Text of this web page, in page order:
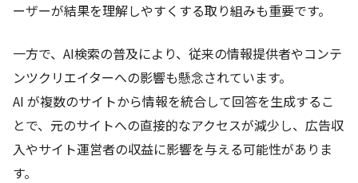
ーザーが結果を理解しやすくする取り組みも重要です。
一方で、AI検索の普及により、従来の情報提供者やコンテ
ンツクリエイターへの影響も懸念されています。
AI が複数のサイトから情報を統合して回答を生成するこ
とで、元のサイトへの直接的なアクセスが減少し、広告収
入やサイト運営者の収益に影響を与える可能性がありま
す。